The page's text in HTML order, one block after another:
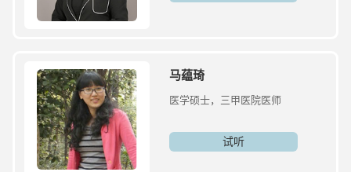
马蕴琦
医学硕士，三甲医院医师
试听